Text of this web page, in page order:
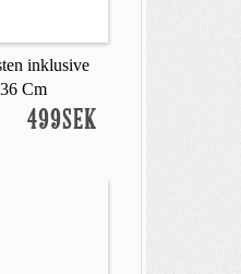
inklusive
Cm
499SEK